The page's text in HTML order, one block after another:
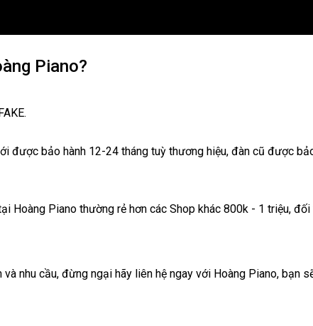
Piano?
được bảo hành 12-24 tháng tuỳ thương hiệu, đàn cũ được
Hoàng Piano thường rẻ hơn các Shop khác 800k - 1 triệu,
nhu cầu, đừng ngại hãy liên hệ ngay với Hoàng Piano, bạn